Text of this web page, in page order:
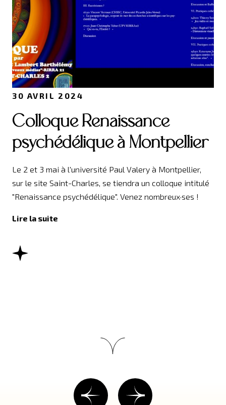
30 AVRIL 2024
Colloque Renaissance
psychédélique à Montpellier
Le 2 et 3 mai à l'université Paul Valery à Montpellier,
sur le site Saint-Charles, se tiendra un colloque intitulé
"Renaissance psychédélique". Venez nombreux·ses !
Lire la suite